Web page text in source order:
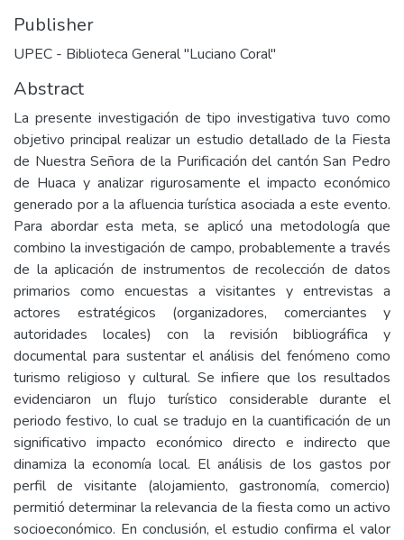
Publisher
UPEC - Biblioteca General "Luciano Coral"
Abstract
La presente investigación de tipo investigativa tuvo como
objetivo principal realizar un estudio detallado de la Fiesta
de Nuestra Señora de la Purificación del cantón San Pedro
de Huaca y analizar rigurosamente el impacto económico
generado por a la afluencia turística asociada a este evento.
Para abordar esta meta, se aplicó una metodología que
combino la investigación de campo, probablemente a través
de la aplicación de instrumentos de recolección de datos
primarios como encuestas a visitantes y entrevistas a
actores estratégicos (organizadores, comerciantes y
autoridades locales) con la revisión bibliográfica y
documental para sustentar el análisis del fenómeno como
turismo religioso y cultural. Se infiere que los resultados
evidenciaron un flujo turístico considerable durante el
periodo festivo, lo cual se tradujo en la cuantificación de un
significativo impacto económico directo e indirecto que
dinamiza la economía local. El análisis de los gastos por
perfil de visitante (alojamiento, gastronomía, comercio)
permitió determinar la relevancia de la fiesta como un activo
socioeconómico. En conclusión, el estudio confirma el valor